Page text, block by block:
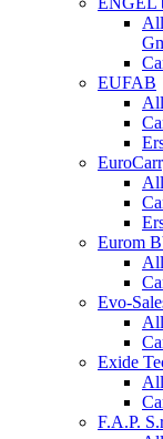
EUFAB
Eurom
Evo-
Exide
F.A.P.